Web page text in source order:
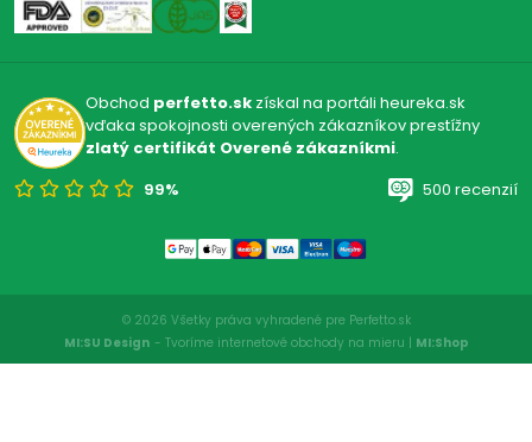
Obchod perfetto.skzískal na portáli heureka.sk
vďaka spokojnosti overených zákazníkov prestížny
zlatý certifikát Overené zákazníkmi.
99%
500 recenzií
© 2026 Všetky práva vyhradené pre Perfetto.sk
MI:SU Design - Tvoríme internetové obchody na mieru | MI:Shop